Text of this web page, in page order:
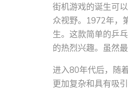
街机游戏的诞生可
众视野。1972年，
生。这款简单的乒
的热烈兴趣。虽然
进入80年代后，随
更加复杂和具有吸